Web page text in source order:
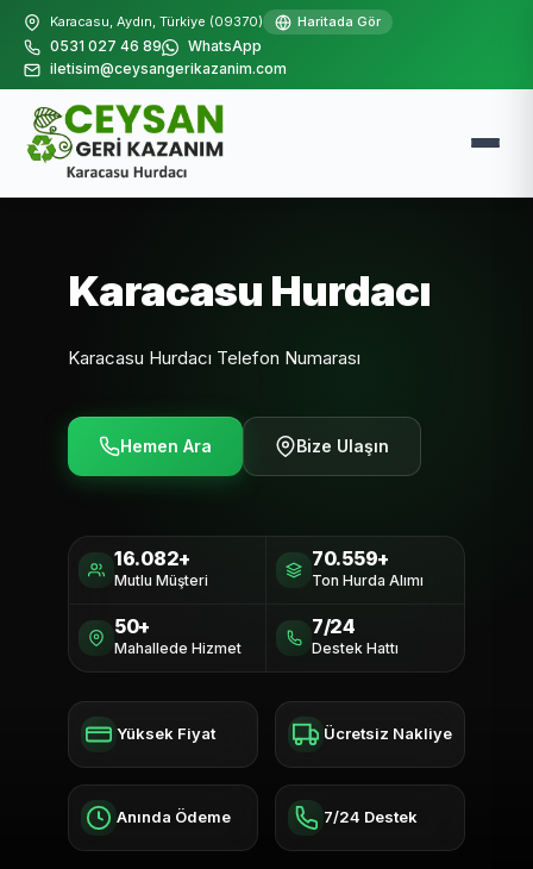
Karacasu, Aydın, Türkiye (09370) Haritada Gör
0531 027 46 89
WhatsApp
iletisim@ceysangerikazanim.com
Karacasu Hurdacı
Karacasu Hurdacı Telefon Numarası
Hemen Ara Bize Ulaşın
16.082+
Mutlu Müşteri
70.559+
Ton Hurda Alımı
50+
Mahallede Hizmet
7/24
Destek Hattı
Yüksek Fiyat Ücretsiz Nakliye
Anında Ödeme 7/24 Destek